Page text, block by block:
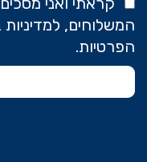
המשלוחים,
הפרטיות.